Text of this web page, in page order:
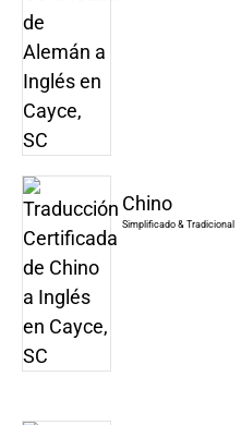
Chino
Simplificado & Tradicional